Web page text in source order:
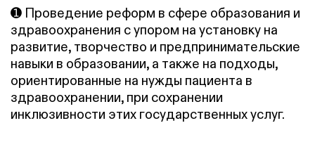
➊ Проведение реформ в сфере образования и
здравоохранения с упором на установку на
развитие, творчество и предпринимательские
навыки в образовании, а также на подходы,
ориентированные на нужды пациента в
здравоохранении, при сохранении
инклюзивности этих государственных услуг.